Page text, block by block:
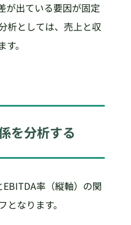
が出ている要因が固定
析としては、売上と収
。
を分析する
率（縦軸）の関
なります。